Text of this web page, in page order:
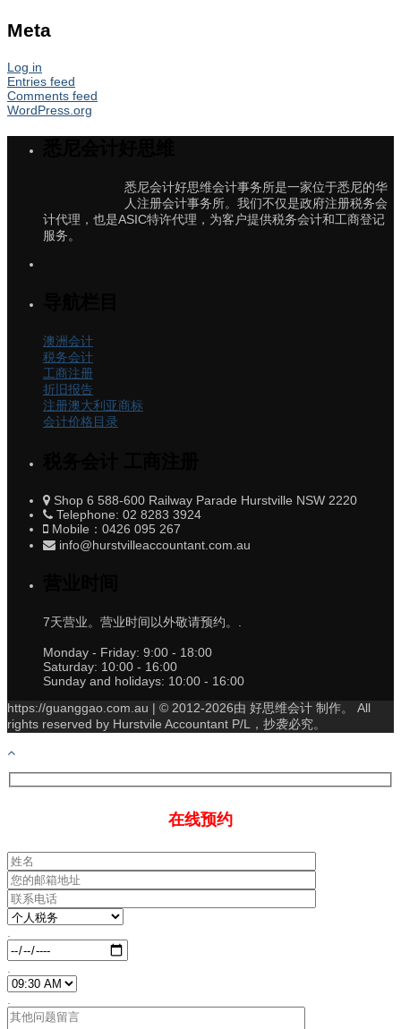
Meta
Log in
Entries feed
Comments feed
WordPress.org
悉尼会计好思维会计事务所是一家位于悉尼的华
人注册会计事务所。我们不仅是政府注册税务会
计代理，也是ASIC特许代理，为客户提供税务会计和工商登记
服务。
澳洲会计
税务会计
工商注册
折旧报告
注册澳大利亚商标
会计价格目录
Shop 6 588-600 Railway Parade Hurstville NSW 2220
Telephone: 02 8283 3924
Mobile：0426 095 267
info@hurstvilleaccountant.com.au
7天营业。营业时间以外敬请预约。.
Monday - Friday: 9:00 - 18:00
Saturday: 10:00 - 16:00
Sunday and holidays: 10:00 - 16:00
https://guanggao.com.au | © 2012-2026由 好思维会计 制作。 All
rights reserved by Hurstvile Accountant P/L，抄袭必究。
在线预约